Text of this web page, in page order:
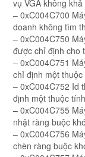
vụ VGA không
– 0xC004C700
doanh không tìm
– 0xC004C750
được chỉ định cho
– 0xC004C751
chỉ định một
– 0xC004C752 Id
định một thuộc
– 0xC004C755
nhật ràng buộc
– 0xC004C756
chèn ràng buộc